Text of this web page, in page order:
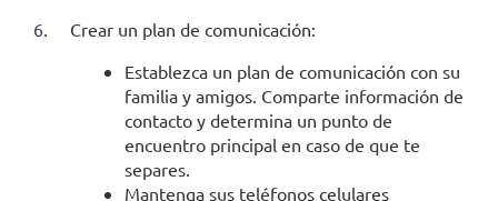
6.
Crear un plan de comunicación:
Establezca un plan de comunicación con su
familia y amigos. Comparte información de
contacto y determina un punto de
encuentro principal en caso de que te
separes.
Mantenga sus teléfonos celulares